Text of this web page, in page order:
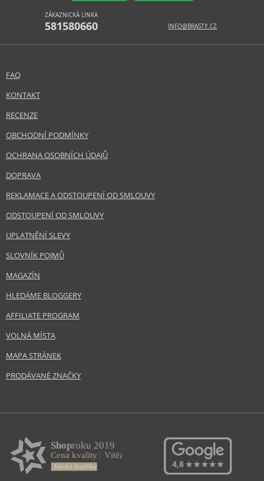
ZÁKAZNICKÁ LINKA
581580660 INFO@BRASTY.CZ
FAQ
KONTAKT
RECENZE
OBCHODNÍ PODMÍNKY
OCHRANA OSOBNÍCH ÚDAJŮ
DOPRAVA
REKLAMACE A ODSTOUPENÍ OD SMLOUVY
ODSTOUPENÍ OD SMLOUVY
UPLATNĚNÍ SLEVY
SLOVNÍK POJMŮ
MAGAZÍN
HLEDÁME BLOGGERY
AFFILIATE PROGRAM
VOLNÁ MÍSTA
MAPA STRÁNEK
PRODÁVANÉ ZNAČKY